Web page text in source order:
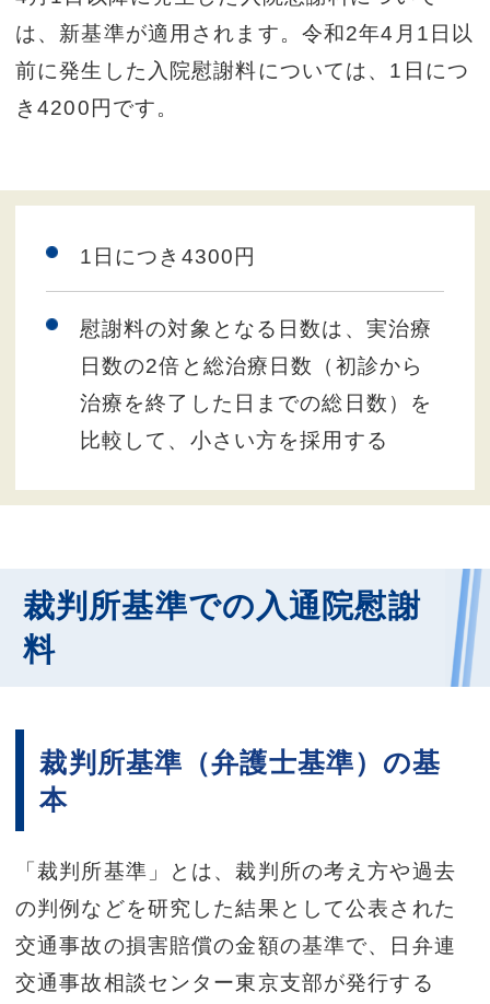
は、新基準が適用されます。令和2年4月1日以
前に発生した入院慰謝料については、1日につ
き4200円です。
1日につき4300円
慰謝料の対象となる日数は、実治療
日数の2倍と総治療日数（初診から
治療を終了した日までの総日数）を
比較して、小さい方を採用する
裁判所基準での入通院慰謝
料
裁判所基準（弁護士基準）の基
本
「裁判所基準」とは、裁判所の考え方や過去
の判例などを研究した結果として公表された
交通事故の損害賠償の金額の基準で、日弁連
交通事故相談センター東京支部が発行する